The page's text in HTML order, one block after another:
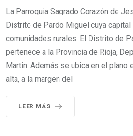
La Parroquia Sagrado Corazón de
Distrito de Pardo Miguel cuya capital
comunidades rurales. El Distrito de
pertenece a la Provincia de Rioja,
Martin. Además se ubica en el plano
alta, a la margen del
LEER MÁS